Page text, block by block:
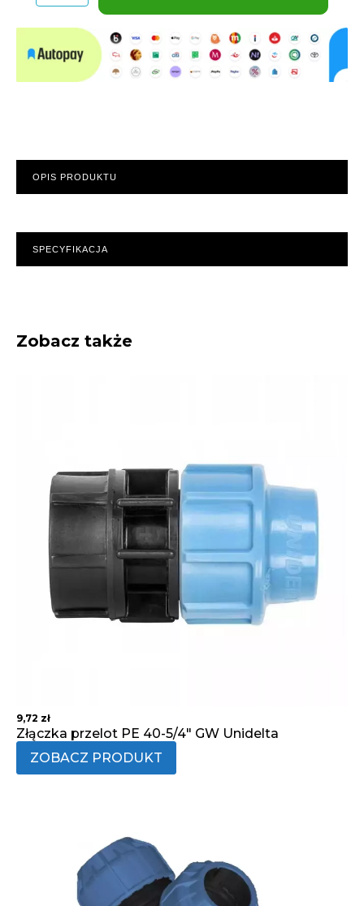
przelot
20-
GW
Unidelta
OPIS PRODUKTU
SPECYFIKACJA
Zobacz także
9,72 zł
Złączka przelot PE 40-5/4" GW Unidelta
ZOBACZ PRODUKT